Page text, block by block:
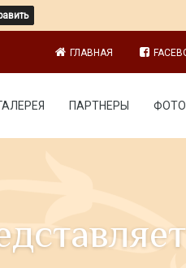
ГЛАВНАЯ
ПАРТНЕРЫ ФОТО